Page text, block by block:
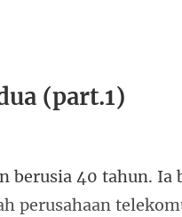
(part.1)
h perusahaan